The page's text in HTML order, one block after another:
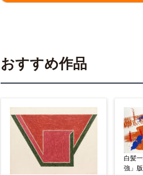
作品の画題 【任意】
おすすめ作品
白髪
強」